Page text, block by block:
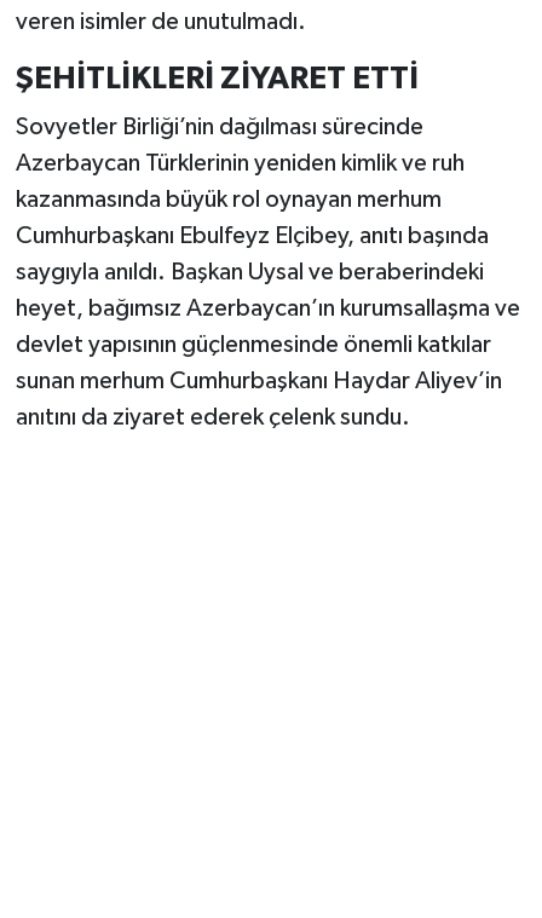
veren isimler de unutulmadı.
ŞEHİTLİKLERİ ZİYARET ETTİ
Sovyetler Birliği’nin dağılması sürecinde
Azerbaycan Türklerinin yeniden kimlik ve ruh
kazanmasında büyük rol oynayan merhum
Cumhurbaşkanı Ebulfeyz Elçibey, anıtı başında
saygıyla anıldı. Başkan Uysal ve beraberindeki
heyet, bağımsız Azerbaycan’ın kurumsallaşma ve
devlet yapısının güçlenmesinde önemli katkılar
sunan merhum Cumhurbaşkanı Haydar Aliyev’in
anıtını da ziyaret ederek çelenk sundu.